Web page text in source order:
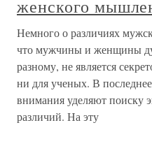
женского
Немного о различиях
что мужчины и женщины
разному, не является
ни для ученых. В
внимания уделяют поиску
различий. На эту